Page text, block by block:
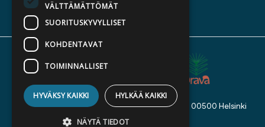
LAHJAKORTTI
Kustannusosakeyhtiö Siltala, Suvilahdenkatu 7, 00500 Helsinki
© 2026 Siltala
VÄLTTÄMÄTTÖMÄT
SUORITUSKYVYLLISET
KOHDENTAVAT
TOIMINNALLISET
HYVÄKSY KAIKKI HYLKÄÄ KAIKKI
NÄYTÄ TIEDOT